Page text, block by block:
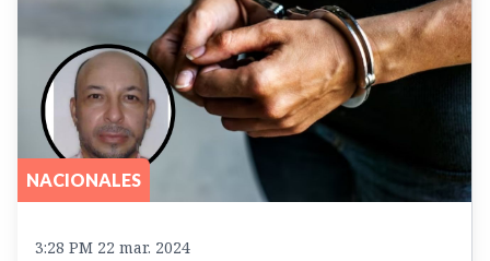
NACIONALES
3:28 PM 22 mar. 2024